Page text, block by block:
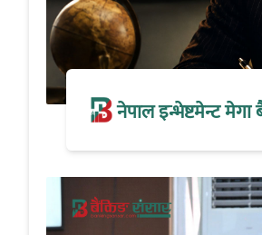
नेपाल इन्भेष्टमेन्ट मेगा